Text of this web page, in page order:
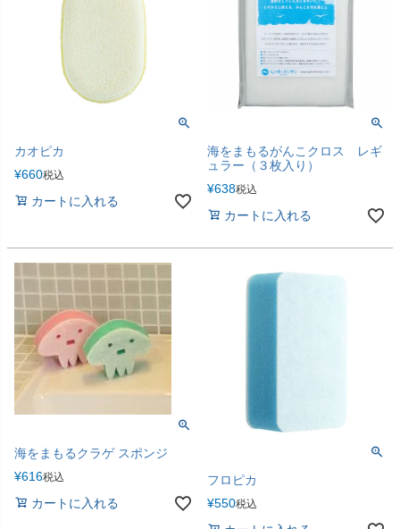
カオピカ
¥660税込
カートに入れる
海をまもるがんこクロス レギ
ュラー（３枚入り）
¥638税込
カートに入れる
海をまもるクラゲ スポンジ
¥616税込
カートに入れる
フロピカ
¥550税込